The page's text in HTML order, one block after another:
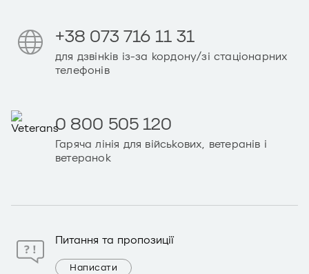
+38 073 716 11 31
для дзвінків із-за кордону/зі стаціонарних
телефонів
0 800 505 120
Гаряча лінія для військових, ветеранів і
ветеранок
Питання та пропозиції
Написати